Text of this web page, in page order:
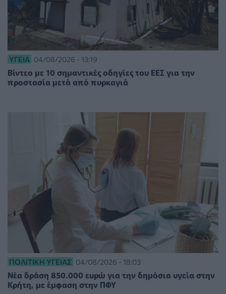
ΥΓΕΊΑ 04/08/2026 - 13:19
Βίντεο με 10 σημαντικές οδηγίες του ΕΕΣ για την
προστασία μετά από πυρκαγιά
ΠΟΛΙΤΙΚΉ ΥΓΕΊΑΣ 04/08/2026 - 18:03
Νέα δράση 850.000 ευρώ για την δημόσια υγεία στην
Κρήτη, με έμφαση στην ΠΦΥ